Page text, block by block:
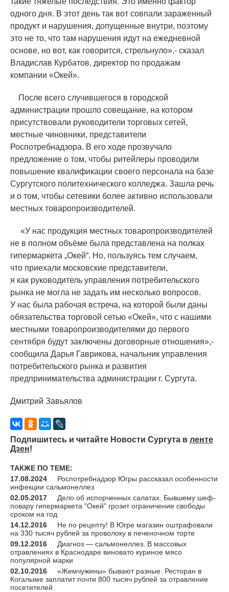
одного дня. В этот день так вот совпали зараженный
продукт и нарушения, допущенные внутри, поэтому
это не то, что там нарушения идут на ежедневной
основе, но вот, как говорится, стрельнуло»,- сказал
Владислав Курбатов, директор по продажам
компании «Окей».
После всего случившегося в городской
администрации прошло совещание, на котором
присутствовали руководители торговых сетей,
местные чиновники, представители
Роспотребнадзора. В его ходе прозвучало
предложение о том, чтобы ритейлеры проводили
повышение квалификации своего персонала на базе
Сургутского политехнического колледжа. Зашла речь
и о том, чтобы сетевики более активно использовали
местных товаропроизводителей.
«У нас продукция местных товаропроизводителей
не в полном объёме была представлена на полках
гипермаркета „Окей“. Но, пользуясь тем случаем,
что приехали московские представители,
я как руководитель управления потребительского
рынка не могла не задать им несколько вопросов.
У нас была рабочая встреча, на которой были даны
обязательства торговой сетью «Окей», что с нашими
местными товаропроизводителями до первого
сентября будут заключены договорные отношения»,-
сообщила Дарья Гаврикова, начальник управления
потребительского рынка и развития
предпринимательства администрации г. Сургута.
Дмитрий Завьялов
Подпишитесь и читайте Новости Сургута в ленте
Дзен!
ТАКЖЕ ПО ТЕМЕ:
17.08.2024
Роспотребнадзор Югры рассказал особенности
инфекции сальмонеллез
02.05.2017
Дело об испорченных салатах. Бывшему шеф-
повару гипермаркета "Окей" грозит ограничение свободы
сроком на год
14.12.2016
Не по рецепту! В Югре магазин оштрафовали
на 330 тысяч рублей за проволоку в печеночном торте
09.12.2016
Диагноз — сальмонеллез. В массовых
отравлениях в Краснодаре виновато куриное мясо
популярной марки
02.10.2016
«Жемчужины» бывают разные. Ресторан в
Когалыме заплатит почти 800 тысяч рублей за отравление
посетителей